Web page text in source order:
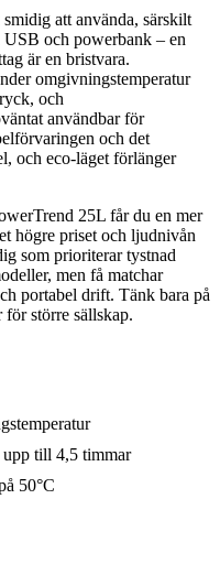
att använda, särskilt
och powerbank – en
är en bristvara.
omgivningstemperatur
och
användbar för
och det
och eco-läget förlänger
25L får du en mer
högre priset och ljudnivån
som prioriterar tystnad
men få matchar
portabel drift. Tänk bara på
större sällskap.
till 4,5 timmar
50°C